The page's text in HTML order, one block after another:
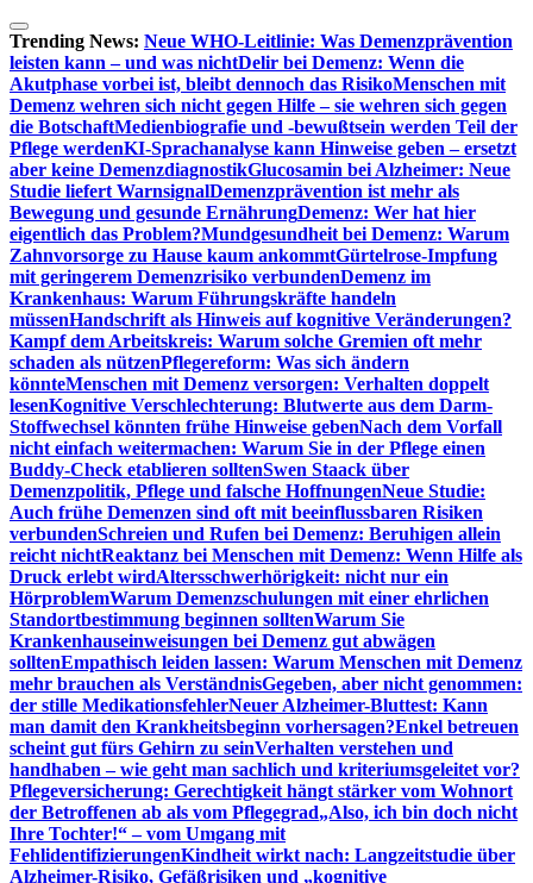
Zum
Inhalt
springen
Trending News: Neue WHO-Leitlinie: Was Demenzprävention
leisten kann – und was nichtDelir bei Demenz: Wenn die
Akutphase vorbei ist, bleibt dennoch das RisikoMenschen mit
Demenz wehren sich nicht gegen Hilfe – sie wehren sich gegen
die BotschaftMedienbiografie und -bewußtsein werden Teil der
Pflege werdenKI-Sprachanalyse kann Hinweise geben – ersetzt
aber keine DemenzdiagnostikGlucosamin bei Alzheimer: Neue
Studie liefert WarnsignalDemenzprävention ist mehr als
Bewegung und gesunde ErnährungDemenz: Wer hat hier
eigentlich das Problem?Mundgesundheit bei Demenz: Warum
Zahnvorsorge zu Hause kaum ankommtGürtelrose-Impfung
mit geringerem Demenzrisiko verbundenDemenz im
Krankenhaus: Warum Führungskräfte handeln
müssenHandschrift als Hinweis auf kognitive Veränderungen?
Kampf dem Arbeitskreis: Warum solche Gremien oft mehr
schaden als nützenPflegereform: Was sich ändern
könnteMenschen mit Demenz versorgen: Verhalten doppelt
lesenKognitive Verschlechterung: Blutwerte aus dem Darm-
Stoffwechsel könnten frühe Hinweise gebenNach dem Vorfall
nicht einfach weitermachen: Warum Sie in der Pflege einen
Buddy-Check etablieren solltenSwen Staack über
Demenzpolitik, Pflege und falsche HoffnungenNeue Studie:
Auch frühe Demenzen sind oft mit beeinflussbaren Risiken
verbundenSchreien und Rufen bei Demenz: Beruhigen allein
reicht nichtReaktanz bei Menschen mit Demenz: Wenn Hilfe als
Druck erlebt wirdAltersschwerhörigkeit: nicht nur ein
HörproblemWarum Demenzschulungen mit einer ehrlichen
Standortbestimmung beginnen solltenWarum Sie
Krankenhauseinweisungen bei Demenz gut abwägen
solltenEmpathisch leiden lassen: Warum Menschen mit Demenz
mehr brauchen als VerständnisGegeben, aber nicht genommen:
der stille MedikationsfehlerNeuer Alzheimer-Bluttest: Kann
man damit den Krankheitsbeginn vorhersagen?Enkel betreuen
scheint gut fürs Gehirn zu seinVerhalten verstehen und
handhaben – wie geht man sachlich und kriteriumsgeleitet vor?
Pflegeversicherung: Gerechtigkeit hängt stärker vom Wohnort
der Betroffenen ab als vom Pflegegrad„Also, ich bin doch nicht
Ihre Tochter!“ – vom Umgang mit
FehlidentifizierungenKindheit wirkt nach: Langzeitstudie über
Alzheimer-Risiko, Gefäßrisiken und „kognitive